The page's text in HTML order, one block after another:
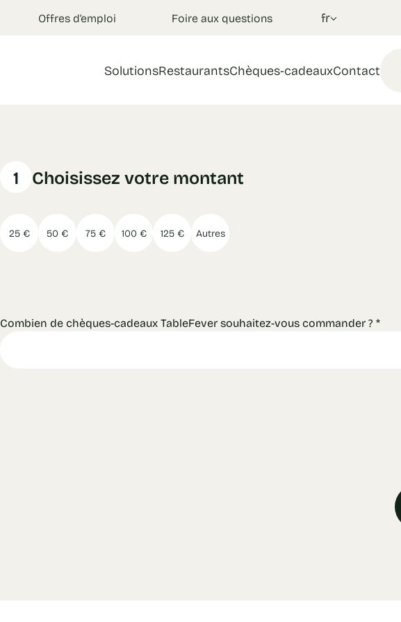
Offres d’emploi Foire aux questions fr
SolutionsRestaurantsChèques-cadeauxContact
1 Choisissez votre montant
25 € 50 € 75 € 100 € 125 € Autres
Combien de chèques-cadeaux TableFever souhaitez-vous commander ? *